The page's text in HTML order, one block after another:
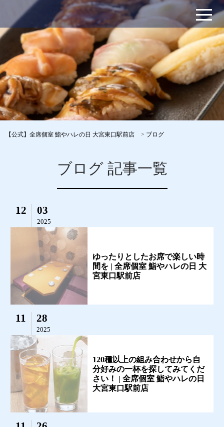
【公式】全席個室 鮨やハレの日 大宮東口駅前店 > ブログ
ブログ 記事一覧
12 03
2025
ゆったりとしたお席で楽しい時
間を | 全席個室 鮨やハレの日 大
宮東口駅前店
11 28
2025
120種以上の組み合わせから自
分好みの一杯を探してみてくだ
さい！ | 全席個室 鮨やハレの日
大宮東口駅前店